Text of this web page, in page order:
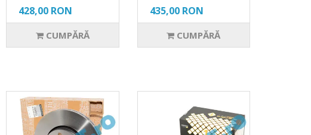
428,00 RON
CUMPĂRĂ
435,00 RON
CUMPĂRĂ